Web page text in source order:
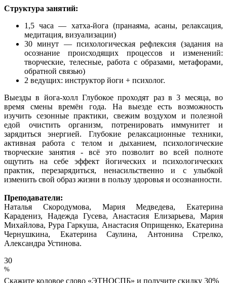
Структура занятий:
1,5 часа — хатха-йога (пранаяма, асаны, релаксация,
медитация, визуализации)
30 минут — психологическая рефлексия (задания на
осознание происходящих процессов и изменений:
творческие, телесные, работа с образами, метафорами,
обратной связью)
2 ведущих: инструктор йоги + психолог.
Выезды в йога-холл Глубокое проходят раз в 3 месяца, во
время смены времён года. На выезде есть возможность
изучить сезонные практики, свежим воздухом и полезной
едой очистить организм, потренировать иммунитет и
зарядиться энергией. Глубокие релаксационные техники,
активная работа с телом и дыханием, психологические
творческие занятия - всё это позволит во всей полноте
ощутить на себе эффект йогических и психологических
практик, перезарядиться, ненасильственно и с улыбкой
изменить свой образ жизни в пользу здоровья и осознанности.
Преподаватели:
Наталья Скородумова, Мария Медведева, Екатерина
Карадениз, Надежда Гусева, Анастасия Елизарьева, Мария
Михайлова, Рура Гаркуша, Анастасия Оприщенко, Екатерина
Чернушкина, Екатерина Саулина, Антонина Стрелко,
Александра Устинова.
30
%
Скажите кодовое слово «ЭТНОСПБ» и получите скидку 30%